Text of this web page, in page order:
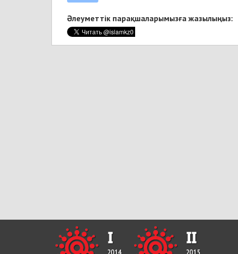
Әлеуметтік парақшаларымызға жазылыңыз: